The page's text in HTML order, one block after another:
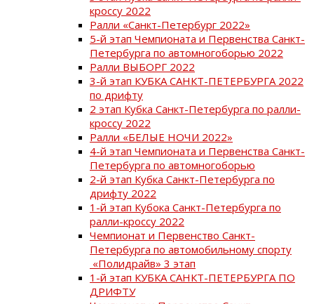
кроссу 2022
Ралли «Санкт-Петербург 2022»
5-й этап Чемпионата и Первенства Санкт-
Петербурга по автомногоборью 2022
Ралли ВЫБОРГ 2022
3-й этап КУБКА САНКТ-ПЕТЕРБУРГА 2022
по дрифту
2 этап Кубка Санкт-Петербурга по ралли-
кроссу 2022
Ралли «БЕЛЫЕ НОЧИ 2022»
4-й этап Чемпионата и Первенства Санкт-
Петербурга по автомногоборью
2-й этап Кубка Санкт-Петербурга по
дрифту 2022
1-й этап Кубока Санкт-Петербурга по
ралли-кроссу 2022
Чемпионат и Первенство Санкт-
Петербурга по автомобильному спорту
«Полидрайв» 3 этап
1-й этап КУБКА САНКТ-ПЕТЕРБУРГА ПО
ДРИФТУ